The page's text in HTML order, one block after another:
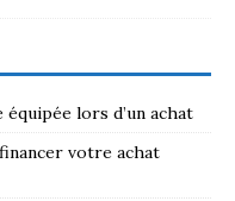
lors d’un achat
votre achat